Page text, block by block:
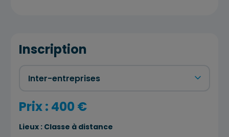
Inscription
Prix : 400 €
Lieux : Classe à distance